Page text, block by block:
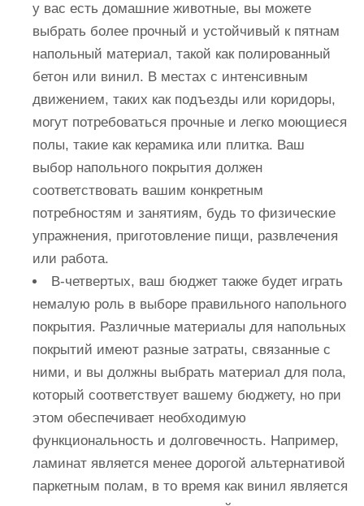
у вас есть домашние животные, вы можете
выбрать более прочный и устойчивый к пятнам
напольный материал, такой как полированный
бетон или винил. В местах с интенсивным
движением, таких как подъезды или коридоры,
могут потребоваться прочные и легко моющиеся
полы, такие как керамика или плитка. Ваш
выбор напольного покрытия должен
соответствовать вашим конкретным
потребностям и занятиям, будь то физические
упражнения, приготовление пищи, развлечения
или работа.
В-четвертых, ваш бюджет также будет играть
немалую роль в выборе правильного напольного
покрытия. Различные материалы для напольных
покрытий имеют разные затраты, связанные с
ними, и вы должны выбрать материал для пола,
который соответствует вашему бюджету, но при
этом обеспечивает необходимую
функциональность и долговечность. Например,
ламинат является менее дорогой альтернативой
паркетным полам, в то время как винил является